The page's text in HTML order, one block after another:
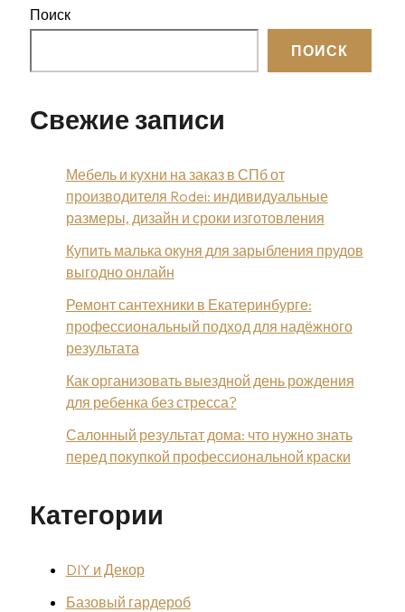
Поиск
ПОИСК
Свежие записи
Мебель и кухни на заказ в СПб от
производителя Rodei: индивидуальные
размеры, дизайн и сроки изготовления
Купить малька окуня для зарыбления прудов
выгодно онлайн
Ремонт сантехники в Екатеринбурге:
профессиональный подход для надёжного
результата
Как организовать выездной день рождения
для ребенка без стресса?
Салонный результат дома: что нужно знать
перед покупкой профессиональной краски
Категории
DIY и Декор
Базовый гардероб